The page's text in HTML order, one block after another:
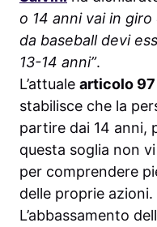
o 14 anni vai in
da baseball devi
13-14 anni”.
L’attuale articolo
stabilisce che la
partire dai 14 anni,
questa soglia non
per comprendere
delle proprie azioni.
L’abbassamento